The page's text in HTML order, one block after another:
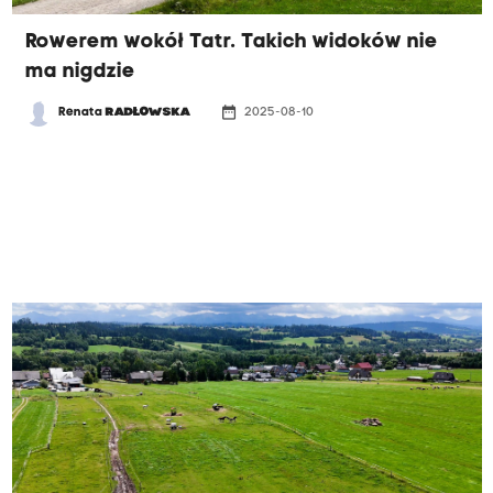
Rowerem wokół Tatr. Takich widoków nie
ma nigdzie
Renata RADŁOWSKA date_range 2025-08-10